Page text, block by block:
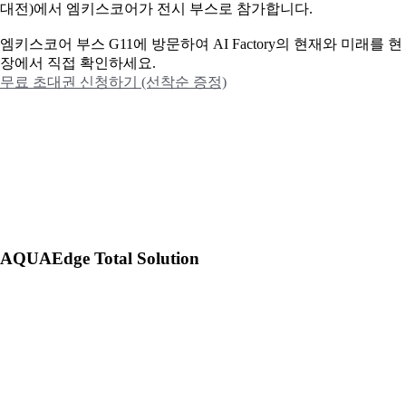
대전)에서 엠키스코어가 전시 부스로 참가합니다.
엠키스코어 부스 G11에 방문하여 AI Factory의 현재와 미래를 현
장에서 직접 확인하세요.
무료 초대권 신청하기 (선착순 증정)
AQUAEdge Total Solution